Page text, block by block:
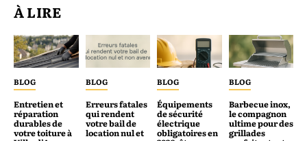
À LIRE
BLOG
Entretien et
réparation
durables de
votre toiture à
BLOG
Erreurs fatales
qui rendent
votre bail de
location nul et
BLOG
Équipements
de sécurité
électrique
obligatoires en
BLOG
Barbecue inox,
le compagnon
ultime pour des
grillades